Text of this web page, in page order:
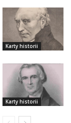
Karty historii
Karty historii